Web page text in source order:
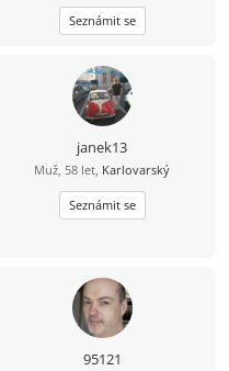
Seznámit se
janek13
Muž, 58 let, Karlovarský
Seznámit se
95121